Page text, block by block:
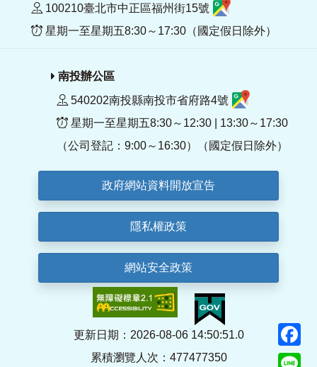
100210臺北市中正區福州街15號
星期一至星期五8:30～17:30（國定假日除外）
南投辦公區
540202南投縣南投市省府路4號
星期一至星期五8:30～12:30 | 13:30～17:30
（公司登記：9:00～16:30）（國定假日除外）
政府網站資料開放宣告
隱私權政策
網站安全政策
更新日期：2026-08-06 14:50:51.0
累積瀏覽人次：477477350